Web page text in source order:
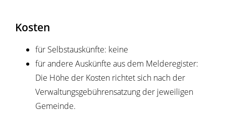
Kosten
für Selbstauskünfte: keine
für andere Auskünfte aus dem Melderegister:
Die Höhe der Kosten richtet sich nach der
Verwaltungsgebührensatzung der jeweiligen
Gemeinde.